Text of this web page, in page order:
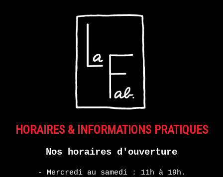
HORAIRES & INFORMATIONS PRATIQUES
Nos horaires d'ouverture
- Mercredi au samedi : 11h à 19h.